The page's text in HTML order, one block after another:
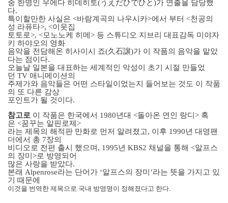
중 한명인 우에다 히데히토(うえだひでひと)가 연출을 담당했
다.
특이할만한 사실은 <바람계곡의 나우시카>에서 부터 <천공의
성 라퓨타>, <이웃집
토토로>, <모노노케 히메 > 등 스튜디오 지브리 대표감독 미야자
키 하야오의 영화
음악을 전담해온 히사이시 죠(久石譲)가 이 작품의 음악을 맡았
다는 점이다.
오늘날 일본을 대표하는 세계적인 악성이 초기 시절 만들었
던 TV 애니메이션의
주제가와 음악들은 어떤 스타일이었는지 들어보는 것도 이 작품
의 또 다른 감상
포인트가 될 것이다.
참고로 이 작품은 한국에서 1980년대 <돌아온 연인 랑디 > 혹
은 <꿈꾸는 알핀로제 >
라는 제목의 해적판 만화로 먼저 알려졌고, 이후 1990년 대영팬
더에서 총 7장의
비디오로 전편 출시 했으며 , 1995년 KBS2 채널을 통해 <알프스
의 장미 >로 방영되어
많은 사랑을 받았다.
본래 Alpenrose라는 단어가 ‘알프스의 장미’라는 뜻을 가지고 있
기 때문에
이것을 번역한 제목으로 국내 방영명이 정해졌다고 한다.